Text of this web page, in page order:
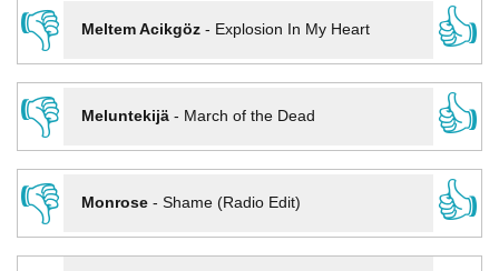
👎
Meltem Acikgöz- Explosion In My Heart
👍
👎
Meluntekijä- March of the Dead
👍
👎
Monrose- Shame (Radio Edit)
👍